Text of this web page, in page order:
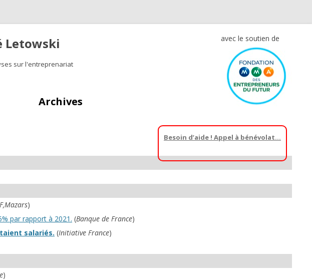
Letowski
sur l'entreprenariat
avec le soutien de
Archives
)
par rapport à 2021. (Banque de France)
salariés. (Initiative France)
)
Besoin d’aide ! Appel à bénévolat…